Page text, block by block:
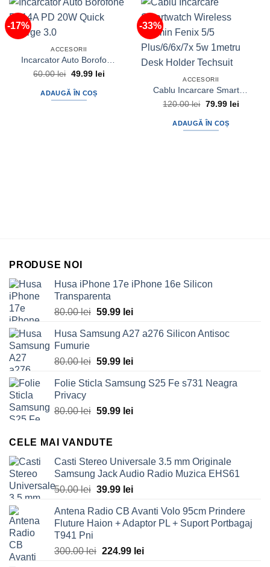
-17%
ACCESORII
Incarcator Auto Borofone BZ14A PD 20W Quick Charge 3.0
60.00lei Prețul
a
fost:
49.99 leiPrețul
ADAUGĂ ÎN COȘ
-33%
ACCESORII
Cablu Incarcare Smartwatch Wireless Garmin Fenix 5/5 Plus/6/6x/7x 5w 1metru Desk Holder Techsuit
120.00lei Prețul
a
fost:
79.99 leiPrețul
ADAUGĂ ÎN COȘ
PRODUSE NOI
Husa iPhone 17e iPhone 16e Silicon
Transparenta
80.00lei Prețul
a
80.00 lei.
59.99 leiPrețul
este:
Husa Samsung A27 a276 Silicon Antisoc
Fumurie
80.00lei Prețul
a
80.00 lei.
59.99 leiPrețul
este:
Folie Sticla Samsung S25 Fe s731 Neagra
Privacy
80.00lei Prețul
fost:
80.00 lei.
59.99 leiPrețul
CELE MAI VANDUTE
Casti Stereo Universale 3.5 mm Originale
Samsung Jack Audio Radio Muzica EHS61
50.00lei Prețul
a
fost:
39.99 leiPrețul
este:
39.99 lei.
Antena Radio CB Avanti Volo 95cm Prindere
Fluture Haion + Adaptor PL + Suport Portbagaj
T941 Pni
300.00lei Prețul
224.99 leiPrețul